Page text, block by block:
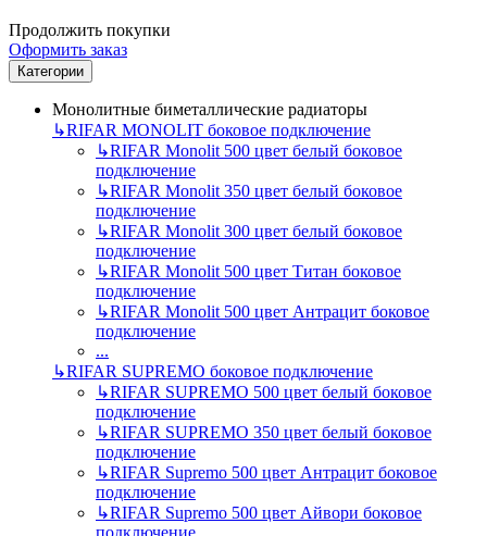
Продолжить покупки
Оформить заказ
Категории
Монолитные биметаллические радиаторы
↳RIFAR MONOLIT боковое подключение
↳RIFAR Monolit 500 цвет белый боковое
подключение
↳RIFAR Monolit 350 цвет белый боковое
подключение
↳RIFAR Monolit 300 цвет белый боковое
подключение
↳RIFAR Monolit 500 цвет Титан боковое
подключение
↳RIFAR Monolit 500 цвет Антрацит боковое
подключение
...
↳RIFAR SUPREMO боковое подключение
↳RIFAR SUPREMO 500 цвет белый боковое
подключение
↳RIFAR SUPREMO 350 цвет белый боковое
подключение
↳RIFAR Supremo 500 цвет Антрацит боковое
подключение
↳RIFAR Supremo 500 цвет Айвори боковое
подключение